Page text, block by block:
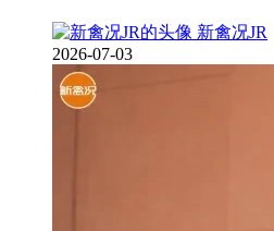
新禽况JR
2026-07-03